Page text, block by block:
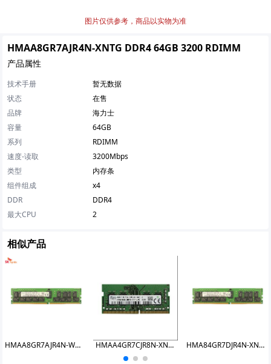
图片仅供参考，商品以实物为准
HMAA8GR7AJR4N-XNTG DDR4 64GB 3200 RDIMM
产品属性
技术手册
暂无数据
状态
在售
品牌
海力士
容量
64GB
系列
RDIMM
速度-读取
3200Mbps
类型
内存条
组件组成
x4
DDR
DDR4
最大CPU
2
相似产品
HMAA8GR7AJR4N-WMTG DDR4 64GB 2933 RDIMM HMAA4GR7CJR8N-XNTG DDR4 32GB 3200 RDIMM HMA84GR7DJR4N-XNTG DDR4 32GB 3200 RDIMM